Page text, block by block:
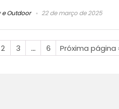
e Outdoor 22 de março de 2025
2 3 … 6 Próxima página